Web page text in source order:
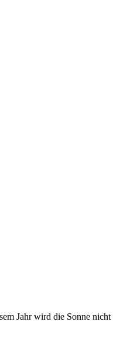
Jahr wird die Sonne nicht